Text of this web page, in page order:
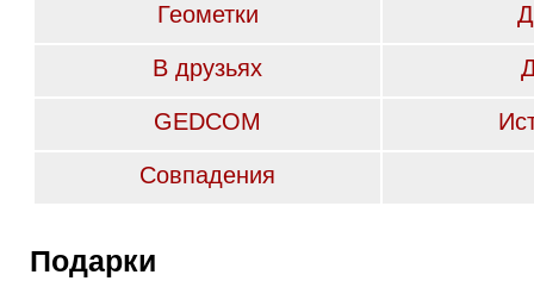
Геометки
В друзьях
GEDCOM
Совпадения
Подарки